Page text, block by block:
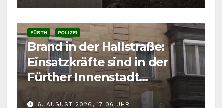
FÜRTH POLIZEI
Brand in der Hallstraße:
Einsatzkräfte sind in der
Fürther Innenstadt
gefordert
6. AUGUST 2026, 17:06 UHR